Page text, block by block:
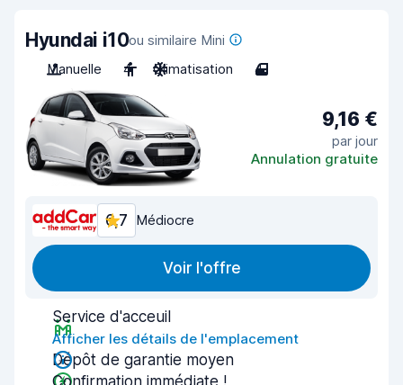
Hyundai i10ou similaire Mini
Manuelle
4 Climatisation 4
9,16 €
par jour
Annulation gratuite
6,7 Médiocre
Voir l'offre
Service d'acceuil
Afficher les détails de l'emplacement
Dépôt de garantie moyen
Confirmation immédiate !